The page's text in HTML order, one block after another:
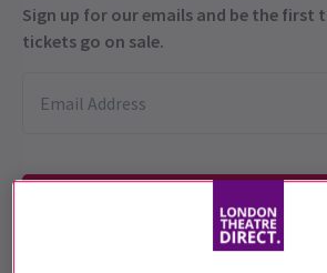
Sign up for our emails and be the first
tickets go on sale.